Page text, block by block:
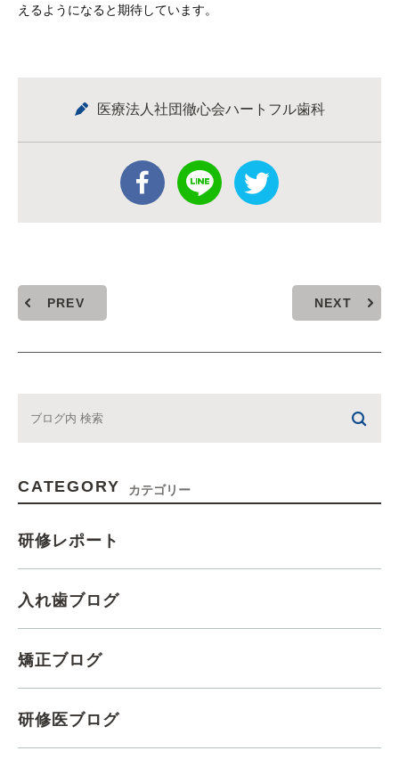
えるようになると期待しています。
医療法人社団徹心会ハートフル歯科
PREV NEXT
CATEGORY カテゴリー
研修レポート
入れ歯ブログ
矯正ブログ
研修医ブログ